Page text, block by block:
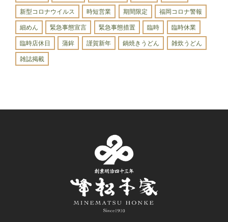
新型コロナウイルス 時短営業 期間限定 福岡コロナ警報
細めん 緊急事態宣言 緊急事態措置 臨時 臨時休業
臨時店休日 蒲鉾 謹賀新年 鍋焼きうどん 雑炊うどん
雑誌掲載